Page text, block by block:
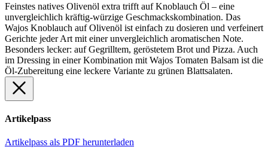
Feinstes natives Olivenöl extra trifft auf Knoblauch Öl – eine
unvergleichlich kräftig-würzige Geschmackskombination. Das
Wajos Knoblauch auf Olivenöl ist einfach zu dosieren und verfeinert
Gerichte jeder Art mit einer unvergleichlich aromatischen Note.
Besonders lecker: auf Gegrilltem, geröstetem Brot und Pizza. Auch
im Dressing in einer Kombination mit Wajos Tomaten Balsam ist die
Öl-Zubereitung eine leckere Variante zu grünen Blattsalaten.
Artikelpass
Artikelpass als PDF herunterladen